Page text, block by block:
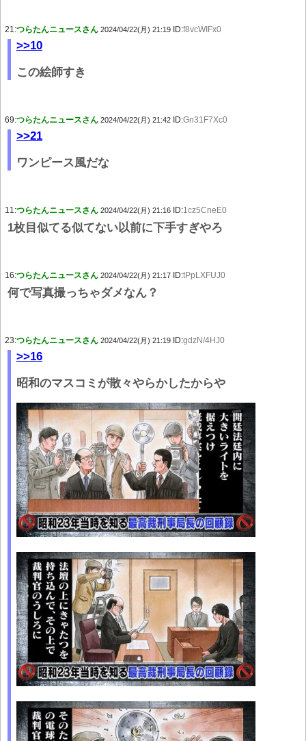
21:つらたんニュースさん 2024/04/22(月) 21:19 ID:f8vcWIFx0
>>10
この絵師すき
69:つらたんニュースさん 2024/04/22(月) 21:42 ID:Gn31F7Xc0
>>21
ワンピース風だな
11:つらたんニュースさん 2024/04/22(月) 21:16 ID:1cz5CneE0
1枚目似てる似てない以前に下手すぎやろ
16:つらたんニュースさん 2024/04/22(月) 21:17 ID:tPpLXFUJ0
何で写真撮っちゃダメなん？
23:つらたんニュースさん 2024/04/22(月) 21:19 ID:gdzN/4HJ0
>>16
昭和のマスコミが散々やらかしたからや